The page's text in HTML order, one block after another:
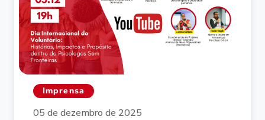
Imprensa
05 de dezembro de 2025